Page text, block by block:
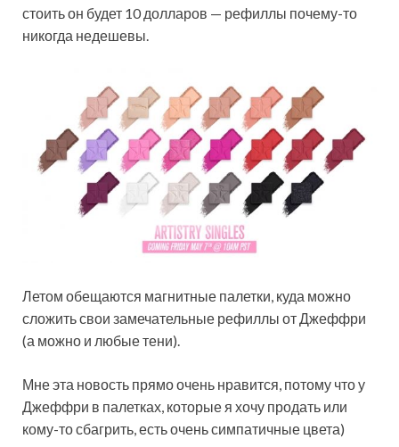
стоить он будет 10 долларов — рефиллы почему-то
никогда недешевы.
Летом обещаются магнитные палетки, куда можно
сложить свои замечательные рефиллы от Джеффри
(а можно и любые тени).
Мне эта новость прямо очень нравится, потому что у
Джеффри в палетках, которые я хочу продать или
кому-то сбагрить, есть очень симпатичные цвета)